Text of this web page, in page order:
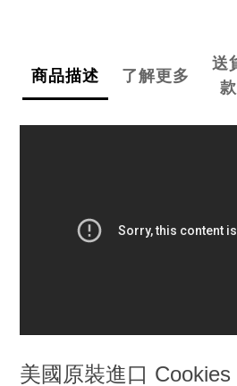
商品描述 了解更多
送
美國原裝進口